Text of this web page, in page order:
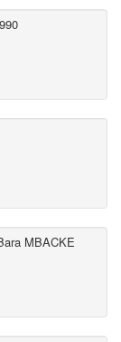
MBACKE